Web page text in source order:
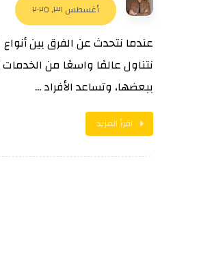
أغسطس ٣١, ٢٠٢٥
عندما نتحدث عن الفرق بين أنواع
نتناول عالمًا واسعًا من الخدمات
ببعضها، وتساعد الأفراد ...
اقرأ المزيد